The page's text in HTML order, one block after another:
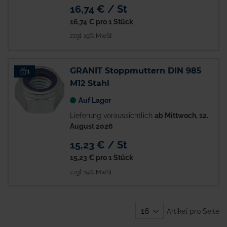
16,74 € / St
16,74 € pro 1 Stück
zzgl. 19% MwSt.
1
GRANIT Stoppmuttern DIN 985
M12 Stahl
Auf Lager
Lieferung voraussichtlich ab Mittwoch, 12.
August 2026
15,23 € / St
15,23 € pro 1 Stück
zzgl. 19% MwSt.
Artikel pro Seite